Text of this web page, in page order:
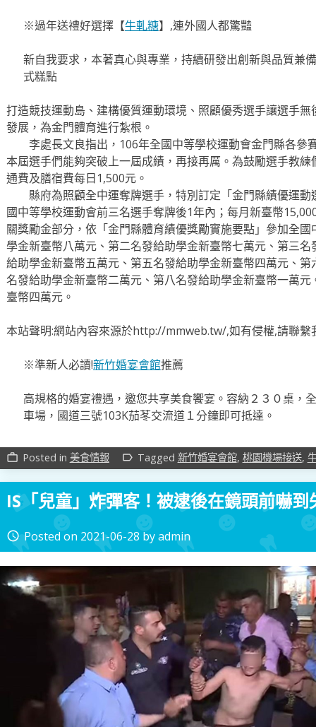
※過年送禮好選擇【牛軋糖】,連外國人都驚豔
新自我要求，本著真心與專業，持續研發出創新與品質兼
式糕點
打造競技運動島、建構優質運動環境、照顧優秀選手讓選手
發展，為金門體育進行紮根。
李處長文良指出，106年全國中等學校運動會金門縣各參
本屆選手們能夠突破上一屆成績，再接再厲。為鼓勵選手教
通費及膳宿費每日1,500元。
縣府為照顧全中運奪牌選手，特別訂定「金門縣績優運動
國中等學校運動會前三名選手奪牌後1年內；每月新臺幣
關獎勵金部分，依「金門縣體育績優獎勵實施要點」參加全
學金新臺幣八萬元、第二名發給助學金新臺幣七萬元、第三
給助學金新臺幣五萬元、第五名發給助學金新臺幣四萬元、
名發給助學金新臺幣二萬元、第八名發給助學金新臺幣一萬
臺幣四萬元。
本站聲明:網站內容來源於http://mmweb.tw/,如有侵權,請聯繫
※準新人必讀!新竹婚宴會館推薦
高規格的婚宴禮遇，邀您共享美食饗宴。容納２３０桌，
車場，國道三號103K茄苳交流道１分鐘即可抵達。
work_outline Posted in 美食情報 label_outline Tagged 新竹婚宴會館, 桃園機場接送,
IS「兒童」炸彈客！被逮後在鏡頭前嚇
access_time Posted on 2021-06-28 byadmin